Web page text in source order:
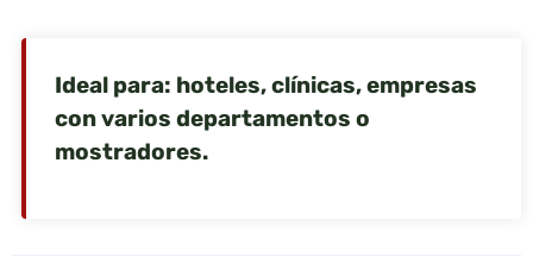
Ideal para: hoteles, clínicas, empresas
con varios departamentos o
mostradores.